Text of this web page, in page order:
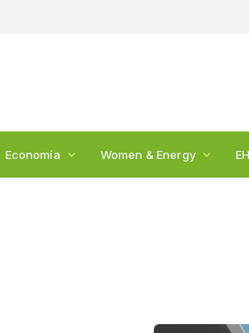
Economía Women & Energy